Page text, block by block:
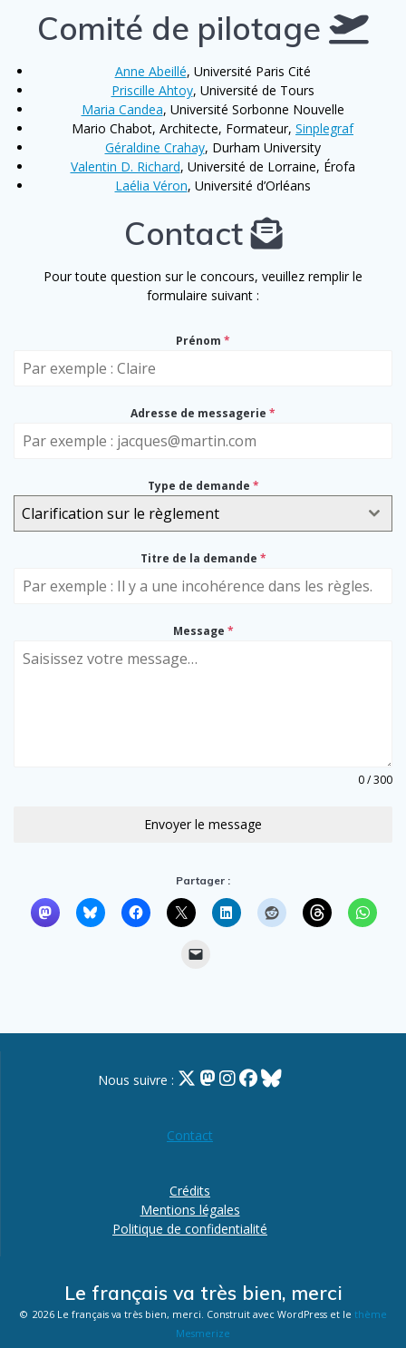
Comité de pilotage
Anne Abeillé, Université Paris Cité
Priscille Ahtoy, Université de Tours
Maria Candea, Université Sorbonne Nouvelle
Mario Chabot, Architecte, Formateur, Sinplegraf
Géraldine Crahay, Durham University
Valentin D. Richard, Université de Lorraine, Érofa
Laélia Véron, Université d’Orléans
Contact
Pour toute question sur le concours, veuillez remplir le
formulaire suivant :
Prénom *
Adresse de messagerie *
Type de demande *
Clarification sur le règlement
Titre de la demande *
Message *
0 / 300
Envoyer le message
Partager :
Nous suivre :
Contact
Crédits
Mentions légales
Politique de confidentialité
Le français va très bien, merci
© 2026 Le français va très bien, merci. Construit avec WordPress et le thème
Mesmerize